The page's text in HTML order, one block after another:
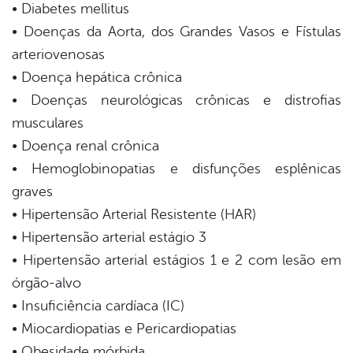
• Diabetes mellitus
• Doenças da Aorta, dos Grandes Vasos e Fístulas
arteriovenosas
• Doença hepática crônica
• Doenças neurológicas crônicas e distrofias
musculares
• Doença renal crônica
• Hemoglobinopatias e disfunções esplênicas
graves
• Hipertensão Arterial Resistente (HAR)
• Hipertensão arterial estágio 3
• Hipertensão arterial estágios 1 e 2 com lesão em
órgão-alvo
• Insuficiência cardíaca (IC)
• Miocardiopatias e Pericardiopatias